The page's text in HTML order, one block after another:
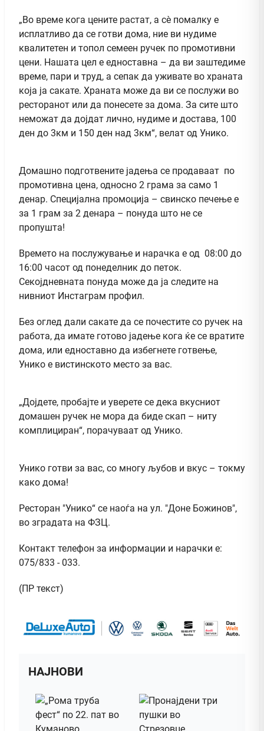
„Во време кога цените растат, а сè помалку е
исплатливо да се готви дома, ние ви нудиме
квалитетен и топол семеен ручек по промотивни
цени. Нашата цел е едноставна – да ви заштедиме
време, пари и труд, а сепак да уживате во храната
која ја сакате. Храната може да ви се послужи во
ресторанот или да понесете за дома. За сите што
неможат да дојдат лично, нудиме и достава, 100
ден до 3км и 150 ден над 3км“, велат од Унико.
Домашно подготвените јадења се продаваат по
промотивна цена, односно 2 грама за само 1
денар. Специјална промоција – свинско печење е
за 1 грам за 2 денара – понуда што не се
пропушта!
Времето на послужување и нарачка е од 08:00 до
16:00 часот од понеделник до петок.
Секојдневната понуда може да ја следите на
нивниот Инстаграм профил.
Без оглед дали сакате да се почестите со ручек на
работа, да имате готово јадење кога ќе се вратите
дома, или едноставно да избегнете готвење,
Унико е вистинското место за вас.
„Дојдете, пробајте и уверете се дека вкусниот
домашен ручек не мора да биде скап – ниту
комплициран“, порачуваат од Унико.
Унико готви за вас, со многу љубов и вкус – токму
како дома!
Ресторан "Унико“ се наоѓа на ул. "Доне Божинов",
во зградата на ФЗЦ.
Контакт телефон за информации и нарачки е:
075/833 - 033.
(ПР текст)
НАЈНОВИ